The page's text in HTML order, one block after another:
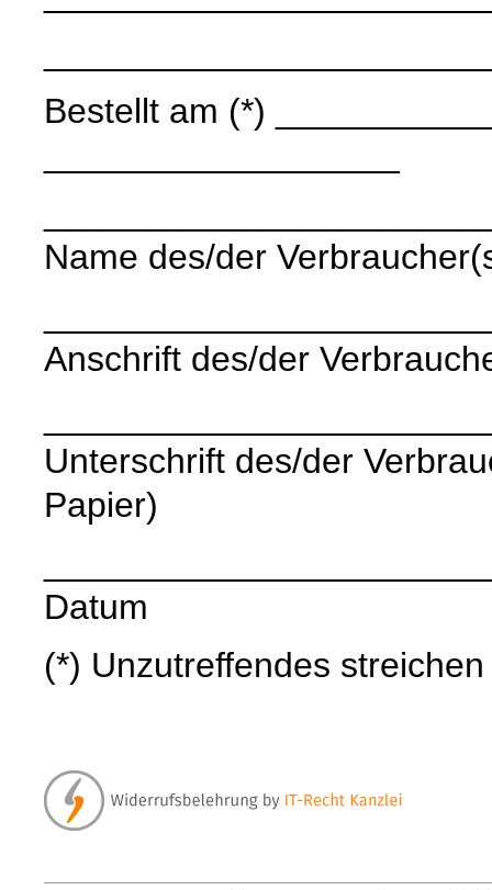
Bestellt am (*)
Name des/der
Anschrift des/der
Unterschrift des/der
Papier)
Datum
(*) Unzutreffendes streichen